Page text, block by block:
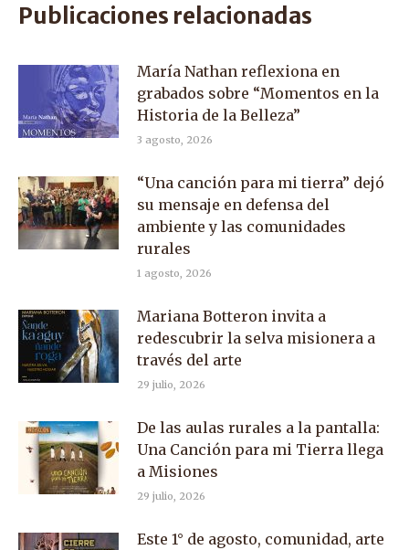
Publicaciones relacionadas
María Nathan reflexiona en
grabados sobre “Momentos en la
Historia de la Belleza”
3 agosto, 2026
“Una canción para mi tierra” dejó
su mensaje en defensa del
ambiente y las comunidades
rurales
1 agosto, 2026
Mariana Botteron invita a
redescubrir la selva misionera a
través del arte
29 julio, 2026
De las aulas rurales a la pantalla:
Una Canción para mi Tierra llega
a Misiones
29 julio, 2026
Este 1° de agosto, comunidad, arte